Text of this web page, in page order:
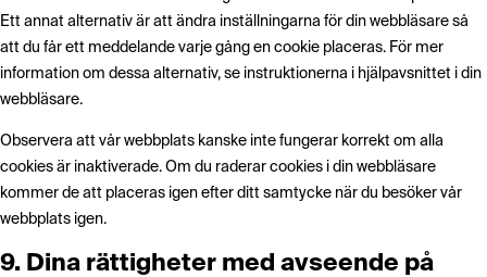
Ett annat alternativ är att ändra inställningarna för din webbläsare så
att du får ett meddelande varje gång en cookie placeras. För mer
information om dessa alternativ, se instruktionerna i hjälpavsnittet i din
webbläsare.
Observera att vår webbplats kanske inte fungerar korrekt om alla
cookies är inaktiverade. Om du raderar cookies i din webbläsare
kommer de att placeras igen efter ditt samtycke när du besöker vår
webbplats igen.
9. Dina rättigheter med avseende på